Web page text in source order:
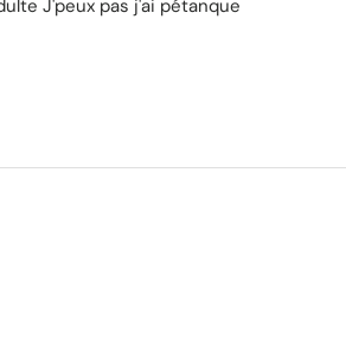
J'peux pas j'ai pétanque